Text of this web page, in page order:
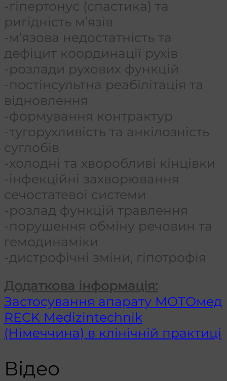
-гіпертонус (спастика) та
ригідність м’язів
-м’язова недостатність та
дефіцит координації рухів
-розлади рухових функцій
-постінсультна реабілітація та
відновлення
-формування контрактур
-тугорухливість та анкілозність
суглобів
-холодні та хворобливі кінцівки
-інфекційні захворювання
сечостатевої системи
-розлад функцій травлення
-порушення обміну речовин та
гемодинаміки
-дистрофічні зміни, гіпотрофія
Додаткова інформація:
Застосування апарату МОТОмед
RECK Medizintechnik
(Німеччина) в клінічній практиці
Відео